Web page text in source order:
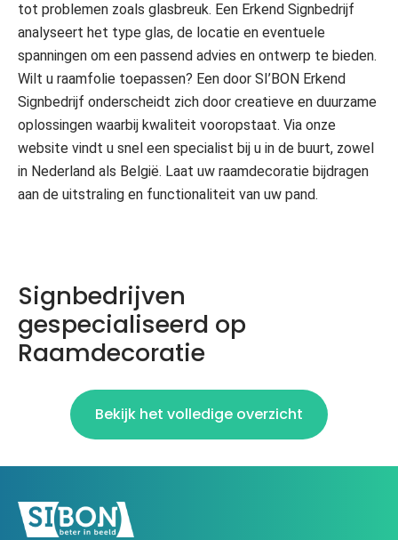
tot problemen zoals glasbreuk. Een Erkend Signbedrijf
analyseert het type glas, de locatie en eventuele
spanningen om een passend advies en ontwerp te bieden.
Wilt u raamfolie toepassen? Een door SI’BON Erkend
Signbedrijf onderscheidt zich door creatieve en duurzame
oplossingen waarbij kwaliteit vooropstaat. Via onze
website vindt u snel een specialist bij u in de buurt, zowel
in Nederland als België. Laat uw raamdecoratie bijdragen
aan de uitstraling en functionaliteit van uw pand.
Signbedrijven
gespecialiseerd op
Raamdecoratie
Bekijk het volledige overzicht